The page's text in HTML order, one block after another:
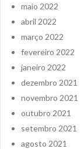
maio 2022
abril 2022
março 2022
fevereiro 2022
janeiro 2022
dezembro 2021
novembro 2021
outubro 2021
setembro 2021
agosto 2021